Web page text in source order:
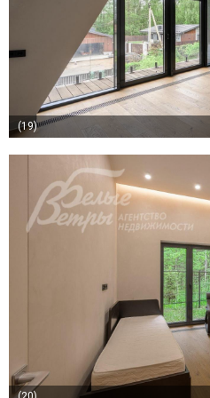
(19)